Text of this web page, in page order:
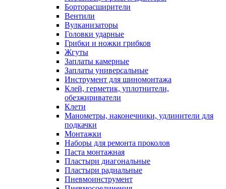
Борторасширители
Вентили
Вулканизаторы
Головки ударные
Грибки и ножки грибков
Жгуты
Заплаты камерные
Заплаты универсальные
Инструмент для шиномонтажа
Клей, герметик, уплотнители,
обезжириватели
Клети
Манометры, наконечники, удлинители для
подкачки
Монтажки
Наборы для ремонта проколов
Паста монтажная
Пластыри диагональные
Пластыри радиальные
Пневмоинструмент